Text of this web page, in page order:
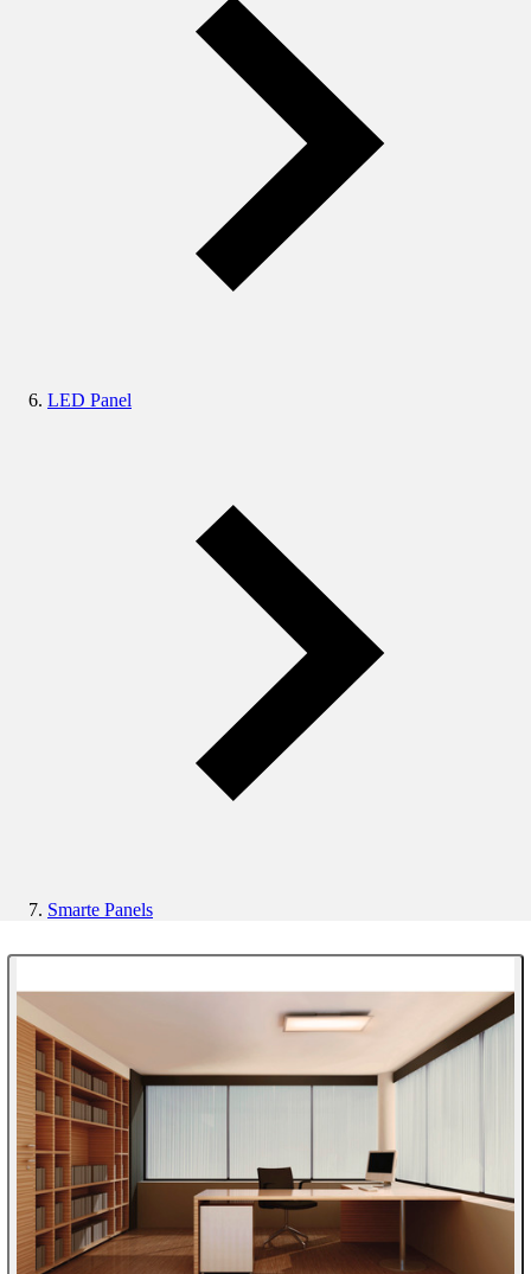
LED Panel
Smarte Panels